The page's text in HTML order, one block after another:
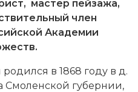
мастер пейзажа,
член
Академии
в 1868 году в д.
Смоленской губернии,